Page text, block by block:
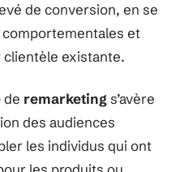
de conversion, en se
et
clientèle existante.
de remarketing s’avère
des audiences
les individus qui ont